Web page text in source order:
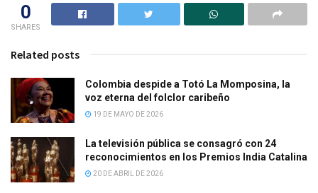
0
SHARES
Related posts
Colombia despide a Totó La Momposina, la
voz eterna del folclor caribeño
19 DE MAYO DE 2026
La televisión pública se consagró con 24
reconocimientos en los Premios India Catalina
20 DE ABRIL DE 2026